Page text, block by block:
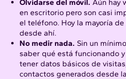
Olvidarse del móvil. Aún hay
en escritorio pero son casi
el teléfono. Hoy la mayoría
desde ahí.
No medir nada. Sin un
saber qué está funcionando
tener datos básicos de
contactos generados desde